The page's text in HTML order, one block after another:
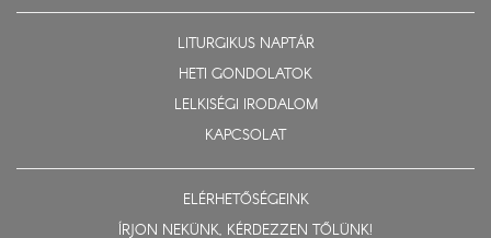
LITURGIKUS NAPTÁR
HETI GONDOLATOK
LELKISÉGI IRODALOM
KAPCSOLAT
ELÉRHETŐSÉGEINK
ÍRJON NEKÜNK, KÉRDEZZEN TŐLÜNK!